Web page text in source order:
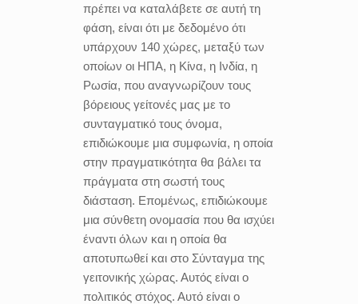
πρέπει να καταλάβετε σε αυτή τη
φάση, είναι ότι με δεδομένο ότι
υπάρχουν 140 χώρες, μεταξύ των
οποίων οι ΗΠΑ, η Κίνα, η Ινδία, η
Ρωσία, που αναγνωρίζουν τους
βόρειους γείτονές μας με το
συνταγματικό τους όνομα,
επιδιώκουμε μια συμφωνία, η οποία
στην πραγματικότητα θα βάλει τα
πράγματα στη σωστή τους
διάσταση. Επομένως, επιδιώκουμε
μια σύνθετη ονομασία που θα ισχύει
έναντι όλων και η οποία θα
αποτυπωθεί και στο Σύνταγμα της
γειτονικής χώρας. Αυτός είναι ο
πολιτικός στόχος. Αυτό είναι ο